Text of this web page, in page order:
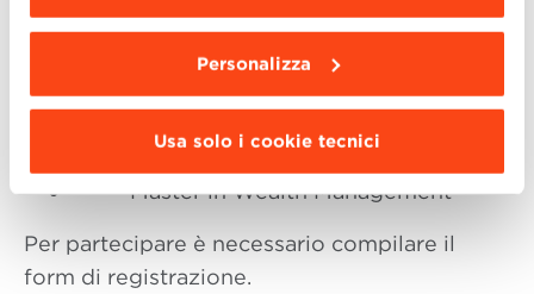
Personalizza
Usa solo i cookie tecnici
Dalle 17:00 alle 18:00:
Master in Business Management
Master in Wealth Management
Per partecipare è necessario compilare il
form di registrazione.